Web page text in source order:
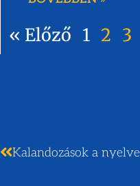
« Előző 1 2 3